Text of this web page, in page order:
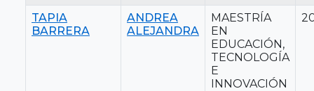
TAPIA
BARRERA
ANDREA
ALEJANDRA
MAESTRÍA
EN
EDUCACIÓN,
TECNOLOGÍA
E
INNOVACIÓN